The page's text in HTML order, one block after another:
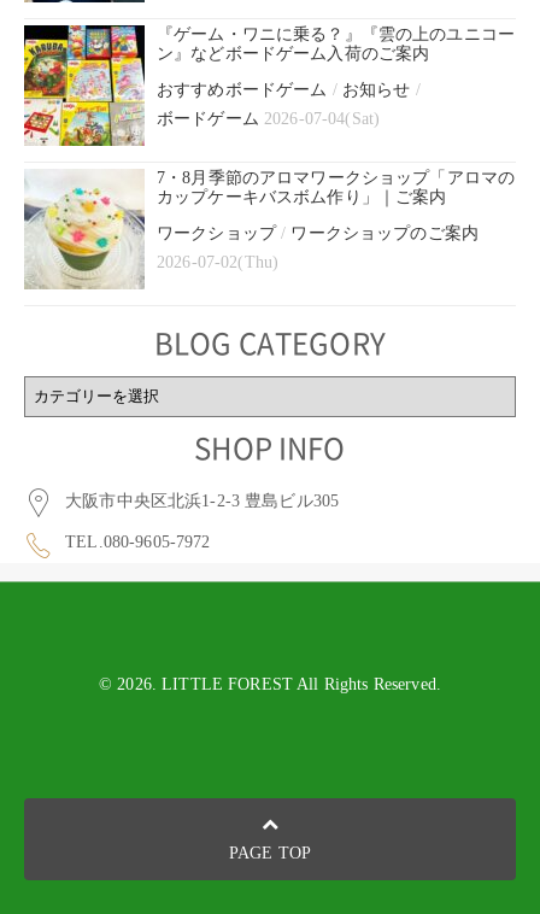
『ゲーム・ワニに乗る？』『雲の上のユニコー
ン』などボードゲーム入荷のご案内
おすすめボードゲーム / お知らせ /
ボードゲーム 2026-07-04(Sat)
7・8月季節のアロマワークショップ「アロマの
カップケーキバスボム作り」｜ご案内
ワークショップ/ ワークショップのご案内
2026-07-02(Thu)
BLOG CATEGORY
BLOG
CATEGORY
SHOP INFO
大阪市中央区北浜1-2-3 豊島ビル305
TEL.080-9605-7972
© 2026. LITTLE FOREST All Rights Reserved.
PAGE TOP